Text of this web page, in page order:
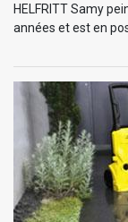
HELFRITT Samy
années et est en